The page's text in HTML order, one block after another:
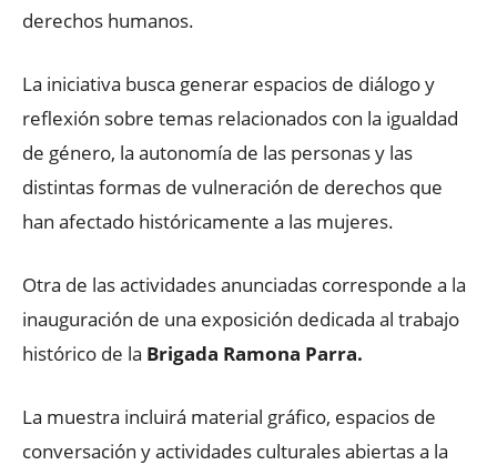
derechos humanos.
La iniciativa busca generar espacios de diálogo y
reflexión sobre temas relacionados con la igualdad
de género, la autonomía de las personas y las
distintas formas de vulneración de derechos que
han afectado históricamente a las mujeres.
Otra de las actividades anunciadas corresponde a la
inauguración de una exposición dedicada al trabajo
histórico de la Brigada Ramona Parra.
La muestra incluirá material gráfico, espacios de
conversación y actividades culturales abiertas a la